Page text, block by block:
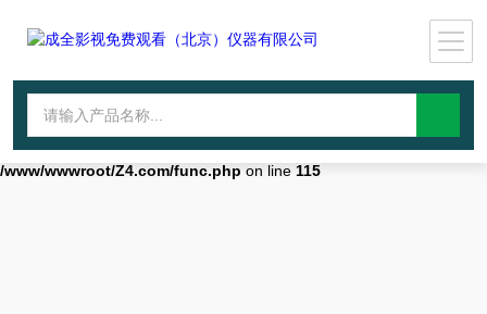
Warning: mkdir(): No space left on device in
file_put_contents(./cachefile_yuan/wwyjgs.com/cache/2c/34b18/
failed to open stream: No such file or directory in
/www/wwwroot/Z4.com/func.php on line 115